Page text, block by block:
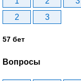
2
3
57 бет
Вопросы